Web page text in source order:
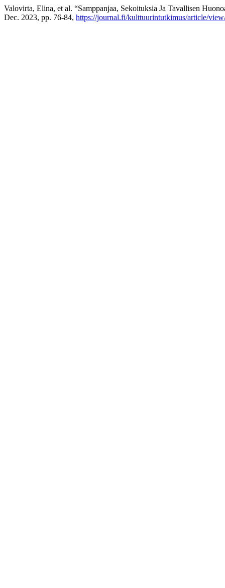
Valovirta, Elina, et al. “Samppanjaa, Sekoituksia Ja Tavallisen
Dec. 2023, pp. 76-84, https://journal.fi/kulttuurintutkimus/article/